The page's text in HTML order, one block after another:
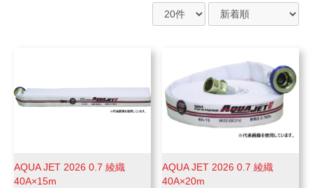
AQUA JET 2026 0.7 綾織
40A×15m
AQUA JET 2026 0.7 綾織
40A×20m